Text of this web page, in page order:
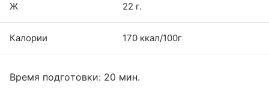
Ж 22 г.
Калории 170 ккал/100г
Время подготовки: 20 мин.